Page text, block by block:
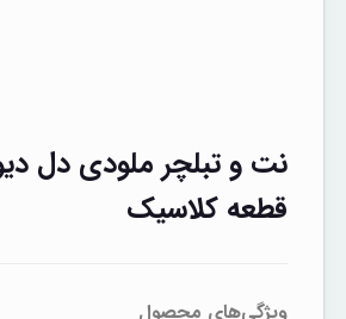
نت و تبلچر ملودی دل
قطعه کلاسیک
ویژگی‌های محصول